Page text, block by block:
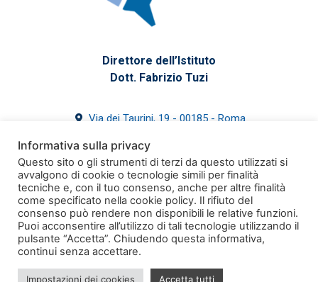
Direttore dell’Istituto
Dott. Fabrizio Tuzi
Via dei Taurini, 19 - 00185 - Roma
segreteria@issirfa.cnr.it
issirfa@pec.cnr.it
Sito web realizzato da NtsMedia
Informativa sulla privacy
Questo sito o gli strumenti di terzi da questo utilizzati si
avvalgono di cookie o tecnologie simili per finalità
tecniche e, con il tuo consenso, anche per altre finalità
come specificato nella cookie policy. Il rifiuto del
consenso può rendere non disponibili le relative funzioni.
Puoi acconsentire all’utilizzo di tali tecnologie utilizzando il
pulsante “Accetta”. Chiudendo questa informativa,
continui senza accettare.
Impostazioni dei cookies Accetta tutti